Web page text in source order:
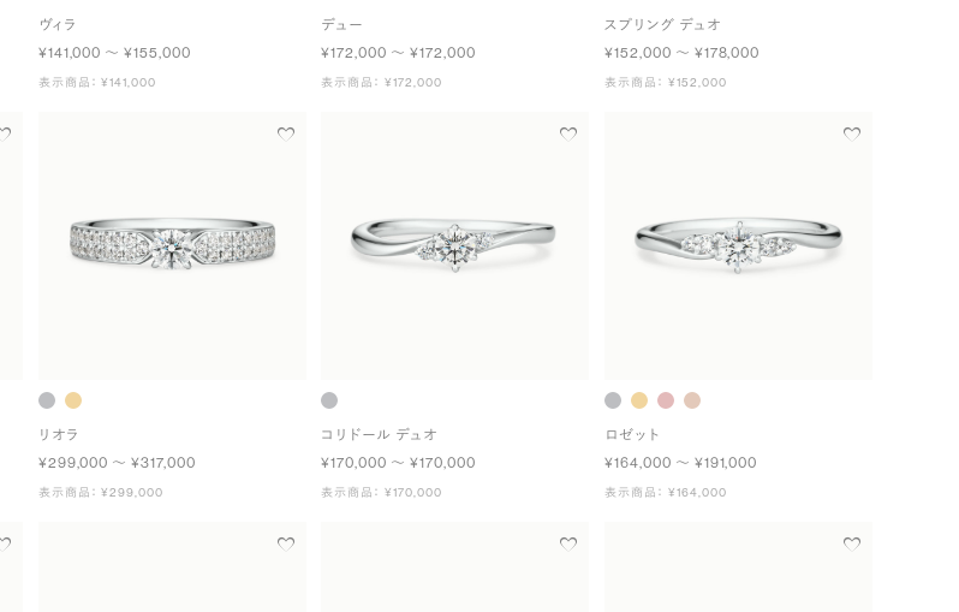
ヴィラ
¥141,000 〜 ¥155,000
表示商品： ¥141,000
デュー
¥172,000 〜 ¥172,000
表示商品： ¥172,000
スプリング デュオ
¥152,000 〜 ¥178,000
表示商品： ¥152,000
リオラ
¥299,000 〜 ¥317,000
表示商品： ¥299,000
コリドール デュオ
¥170,000 〜 ¥170,000
表示商品： ¥170,000
ロゼット
¥164,000 〜 ¥191,000
表示商品： ¥164,000